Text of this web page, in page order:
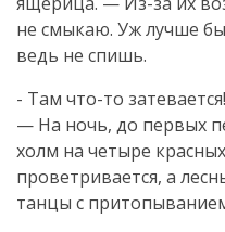
не смыкаю. Уж лучше
ведь не спишь.
- Там что-то
— На ночь, до первых
холм на четыре
проветривается, а
танцы с